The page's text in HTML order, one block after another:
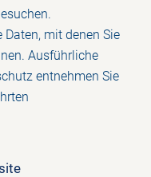
mit denen Sie
Ausführliche
entnehmen Sie